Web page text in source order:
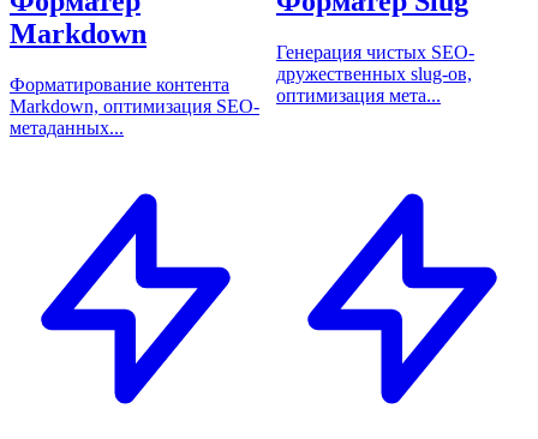
Markdown
Форматирование контента
Markdown, оптимизация SEO-
метаданных...
Генерация чистых SEO-
дружественных slug-ов,
оптимизация мета...